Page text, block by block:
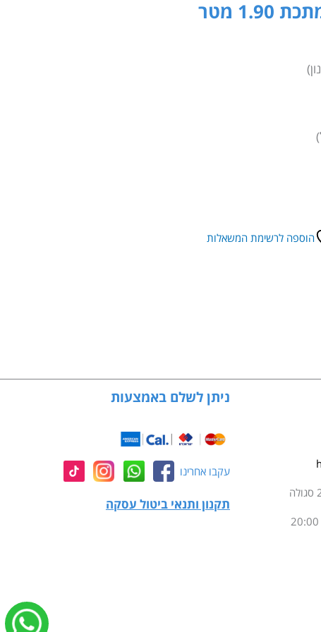
מטר
הוספה לרשימת המשאלות
ניתן לשלם באמצעות
עקבו אחרינו
תקנון ותנאי ביטול עסקה